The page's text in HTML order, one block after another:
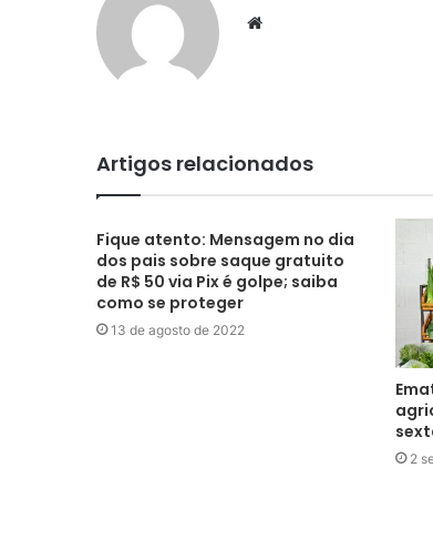
Website
Artigos relacionados
Fique atento: Mensagem no dia
dos pais sobre saque gratuito
de R$ 50 via Pix é golpe; saiba
como se proteger
13 de agosto de 2022
2